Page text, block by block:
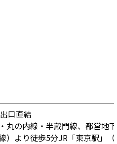
口直結
丸の内線・半蔵門線、都営地
）より徒歩5分JR「東京駅」